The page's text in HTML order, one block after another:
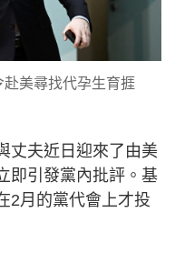
美尋找代孕生育捱
丈夫近日迎來了由美
即引發黨內批評。基
2月的黨代會上才投